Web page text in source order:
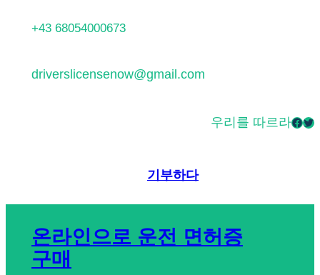
+43 68054000673
driverslicensenow@gmail.com
우리를 따르라Facebook Twitter
기부하다
온라인으로 운전 면허증
구매